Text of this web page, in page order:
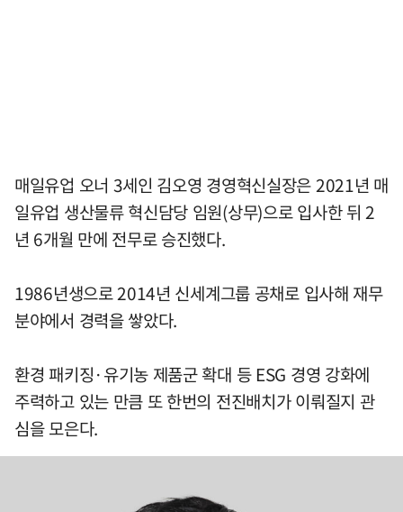
매일유업 오너 3세인 김오영 경영혁신실장은 2021년 매
일유업 생산물류 혁신담당 임원(상무)으로 입사한 뒤 2
년 6개월 만에 전무로 승진했다.
1986년생으로 2014년 신세계그룹 공채로 입사해 재무
분야에서 경력을 쌓았다.
환경 패키징·유기농 제품군 확대 등 ESG 경영 강화에
주력하고 있는 만큼 또 한번의 전진배치가 이뤄질지 관
심을 모은다.